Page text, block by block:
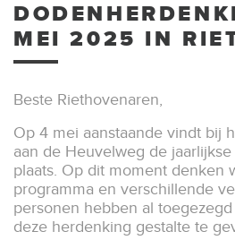
MEI 2025 IN
Beste Riethovenaren,
Op 4 mei aanstaande vindt bij
aan de Heuvelweg de
plaats. Op dit moment denken
programma en verschillende
personen hebben al
deze herdenking gestalte te